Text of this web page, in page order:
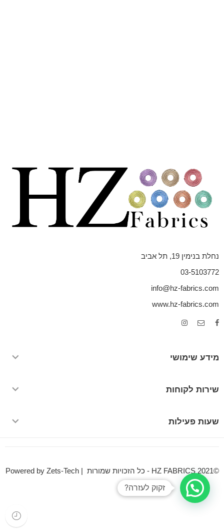
נחלת בנימין 19, תל אביב
03-5103772
info@hz-fabrics.com
www.hz-fabrics.com
מידע שימושי
שירות לקוחות
שעות פעילות
©HZ FABRICS 2021 - כל הזכויות שמורות | Powered by Zets-Tech
זקוק לעזרה?